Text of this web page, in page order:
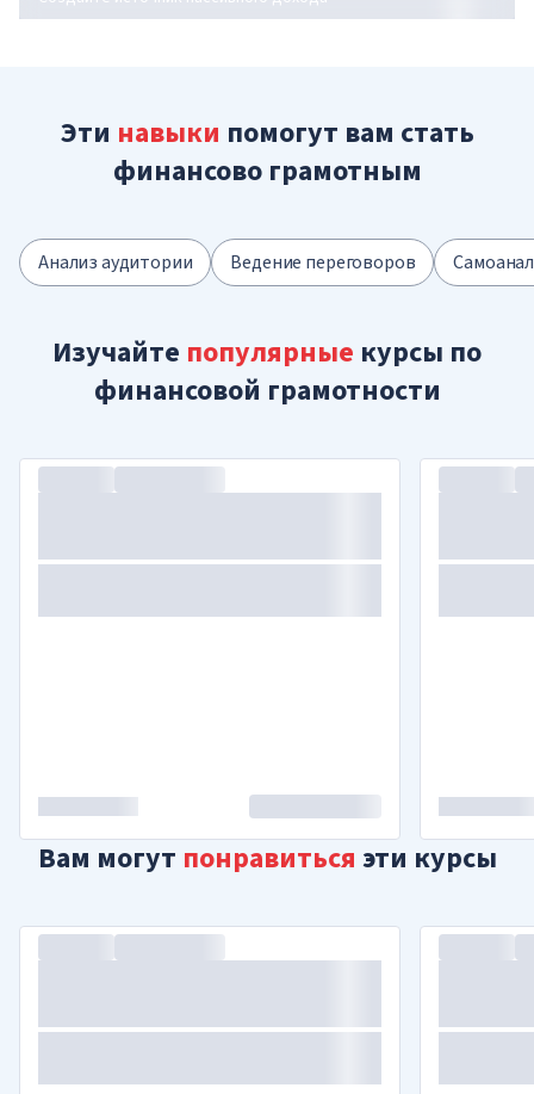
Эти навыки помогут вам стать
финансово грамотным
Анализ аудитории Ведение переговоров
Изучайте популярные курсы по
финансовой грамотности
Вам могут понравиться эти курсы